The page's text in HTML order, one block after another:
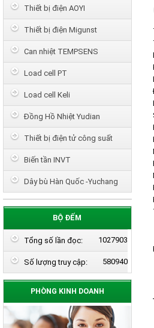
Thiết bị điện AOYI
Thiết bị điện Migunst
Can nhiệt TEMPSENS
Load cell PT
Load cell Keli
Đồng Hồ Nhiệt Yudian
Thiết bị điện tử công suất
Biến tần INVT
Dây bù Hàn Quốc -Yuchang
BỘ ĐẾM
1027903
Tổng số lần đọc:
580940
Số lượng truy cập:
PHÒNG KINH DOANH